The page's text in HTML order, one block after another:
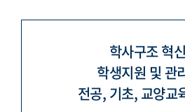
학사구조 혁
학생지원 및 관
전공, 기초, 교양교